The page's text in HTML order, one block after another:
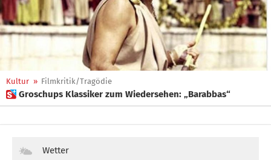
Kultur » Filmkritik/Tragödie
 Groschups Klassiker zum Wiedersehen: „Barabbas“
Wetter